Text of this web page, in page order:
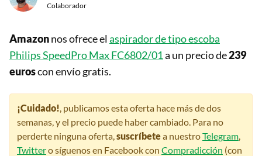
Colaborador
Amazonnos ofrece el aspirador de tipo escoba
Philips SpeedPro Max FC6802/01a un precio de239
euroscon envío gratis.
¡Cuidado! , publicamos esta oferta hace más de dos
semanas, y el precio puede haber cambiado. Para no
perderte ninguna oferta, suscríbetea nuestroTelegram
Twittero síguenos en Facebook con Compradicción (con